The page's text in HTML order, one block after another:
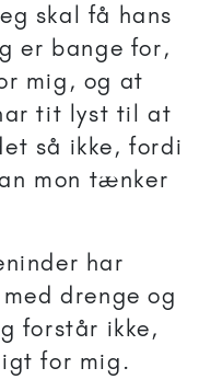
skal få hans
er bange for,
mig, og at
tit lyst til at
så ikke, fordi
mon tænker
har
drenge og
forstår ikke,
for mig.